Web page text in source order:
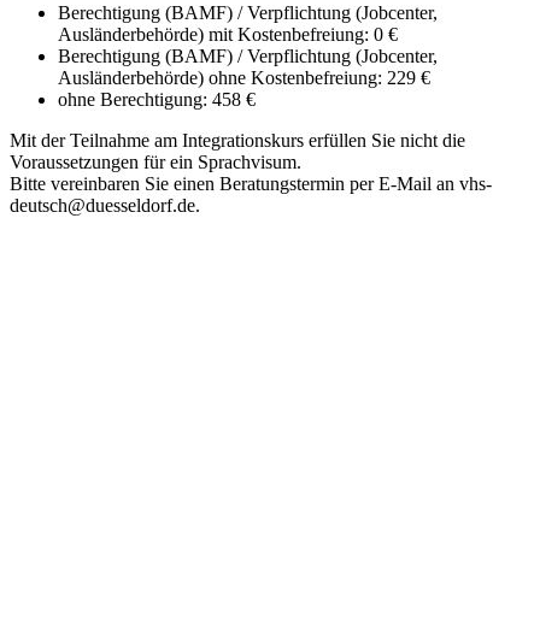
Berechtigung (BAMF) / Verpflichtung (Jobcenter,
Ausländerbehörde) mit Kostenbefreiung: 0 €
Berechtigung (BAMF) / Verpflichtung (Jobcenter,
Ausländerbehörde) ohne Kostenbefreiung: 229 €
ohne Berechtigung: 458 €
Mit der Teilnahme am Integrationskurs erfüllen Sie nicht die
Voraussetzungen für ein Sprachvisum.
Bitte vereinbaren Sie einen Beratungstermin per E-Mail an vhs-
deutsch@duesseldorf.de.